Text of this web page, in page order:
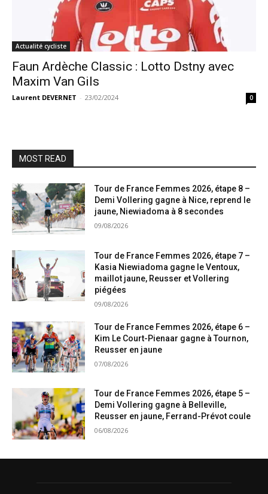
Actualité cycliste
Faun Ardèche Classic : Lotto Dstny avec
Maxim Van Gils
Laurent DEVERNET - 23/02/2024 0
MOST READ
Tour de France Femmes 2026, étape 8 –
Demi Vollering gagne à Nice, reprend le
jaune, Niewiadoma à 8 secondes
09/08/2026
Tour de France Femmes 2026, étape 7 –
Kasia Niewiadoma gagne le Ventoux,
maillot jaune, Reusser et Vollering
piégées
09/08/2026
Tour de France Femmes 2026, étape 6 –
Kim Le Court-Pienaar gagne à Tournon,
Reusser en jaune
07/08/2026
Tour de France Femmes 2026, étape 5 –
Demi Vollering gagne à Belleville,
Reusser en jaune, Ferrand-Prévot coule
06/08/2026